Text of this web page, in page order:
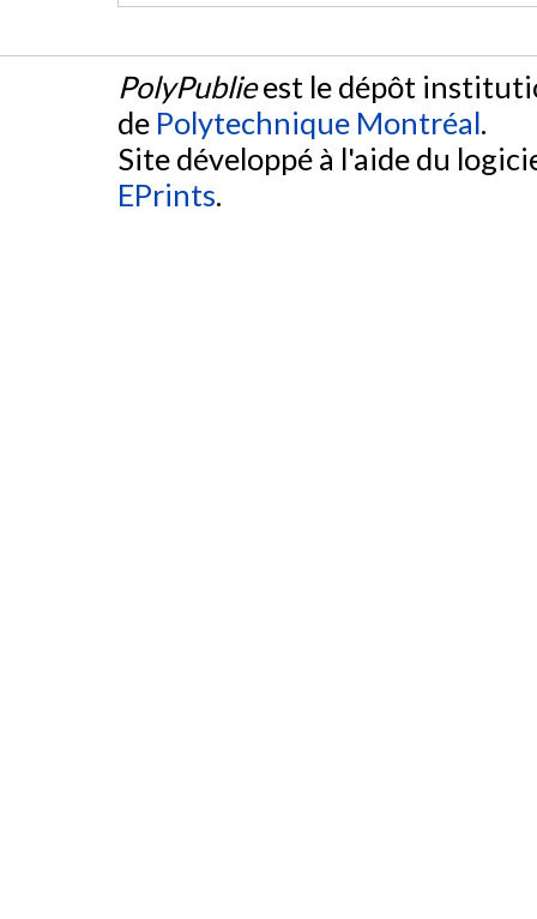
PolyPublieest le dépôt
de Polytechnique Montréal.
Site développé à l'aide du
EPrints.